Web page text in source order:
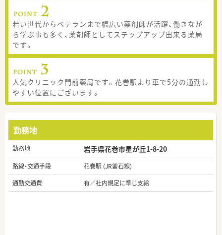
若い世代からベテランまで幅広い薬剤師が活躍、働きなが
ら学ぶ事も多く、薬剤師としてステップアップ出来る薬局
です。
人気クリニック門前薬局です。花巻駅より車で5分の通勤し
やすい位置にございます。
勤務地
勤務地 岩手県花巻市星が丘1-8-20
路線・交通手段
花巻駅 (JR釜石線)
通勤交通費
有／社内規定に準じ支給